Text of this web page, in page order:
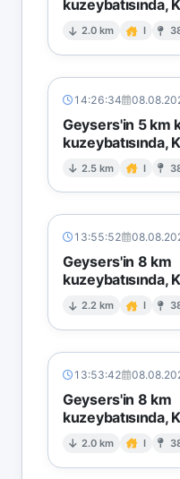
kuzeybatısında,
2.0 km I
14:26:34
Geysers'in 5 km
kuzeybatısında,
2.5 km I
13:55:52
Geysers'in 8 km
kuzeybatısında,
2.2 km I
13:53:42
Geysers'in 8 km
kuzeybatısında,
2.0 km I